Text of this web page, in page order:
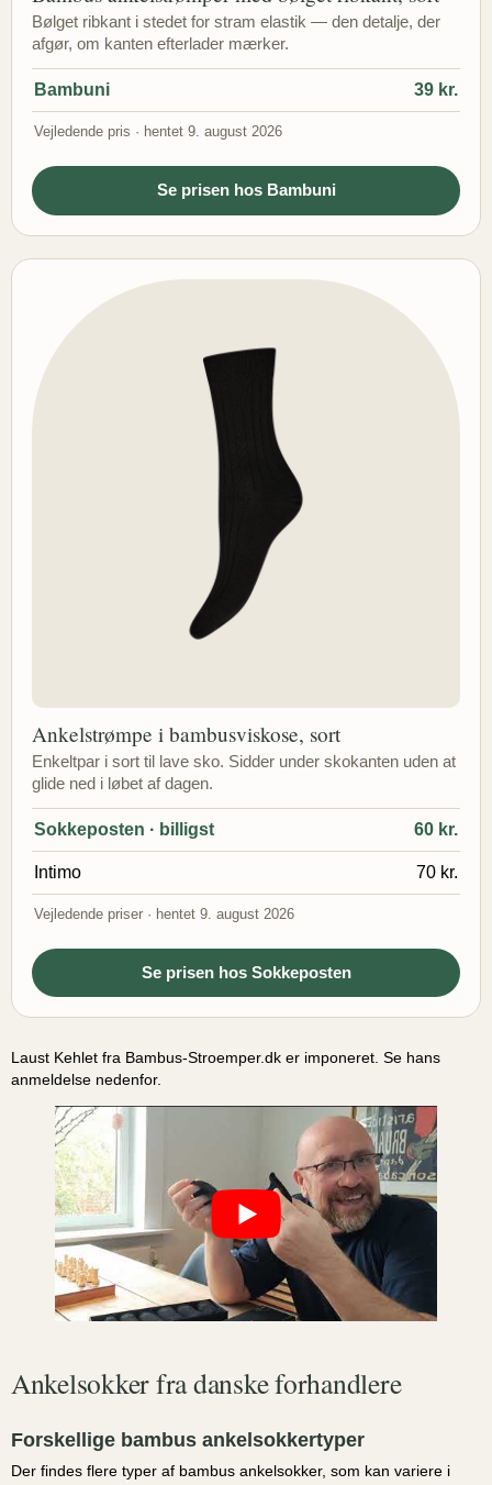
Bølget ribkant i stedet for stram elastik — den detalje, der
afgør, om kanten efterlader mærker.
Bambuni 39 kr.
Vejledende pris · hentet 9. august 2026
Se prisen hos Bambuni
Ankelstrømpe i bambusviskose, sort
Enkeltpar i sort til lave sko. Sidder under skokanten uden at
glide ned i løbet af dagen.
Sokkeposten · billigst 60 kr.
Intimo 70 kr.
Vejledende priser · hentet 9. august 2026
Se prisen hos Sokkeposten
Laust Kehlet fra Bambus-Stroemper.dk er imponeret. Se hans
anmeldelse nedenfor.
Ankelsokker fra danske forhandlere
Forskellige bambus ankelsokkertyper
Der findes flere typer af bambus ankelsokker, som kan variere i